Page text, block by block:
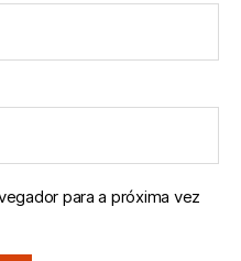
para a próxima vez